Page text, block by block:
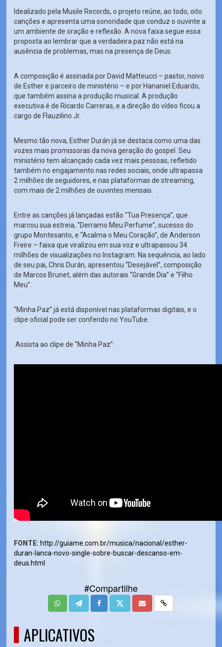
Idealizado pela Musile Records, o projeto reúne, ao todo, oito
canções e apresenta uma sonoridade que conduz o ouvinte a
um ambiente de oração e reflexão. A nova faixa segue essa
proposta ao lembrar que a verdadeira paz não está na
ausência de problemas, mas na presença de Deus.
A composição é assinada por David Matteucci – pastor, noivo
de Esther e parceiro de ministério – e por Hananiel Eduardo,
que também assina a produção musical. A produção
executiva é de Ricardo Carreras, e a direção do vídeo ficou a
cargo de Flauzilino Jr.
Mesmo tão nova, Esther Durán já se destaca como uma das
vozes mais promissoras da nova geração do gospel. Seu
ministério tem alcançado cada vez mais pessoas, refletido
também no engajamento nas redes sociais, onde ultrapassa
2 milhões de seguidores, e nas plataformas de streaming,
com mais de 2 milhões de ouvintes mensais.
Entre as canções já lançadas estão “Tua Presença”, que
marcou sua estreia, “Derramo Meu Perfume”, sucesso do
grupo Montesanto, e “Acalma o Meu Coração”, de Anderson
Freire – faixa que viralizou em sua voz e ultrapassou 34
milhões de visualizações no Instagram. Na sequência, ao lado
de seu pai, Chris Durán, apresentou “Desejável”, composição
de Marcos Brunet, além das autorais “Grande Dia” e “Filho
Meu”.
“Minha Paz” já está disponível nas plataformas digitais, e o
clipe oficial pode ser conferido no YouTube.
Assista ao clipe de “Minha Paz”:
FONTE: http://guiame.com.br/musica/nacional/esther-
duran-lanca-novo-single-sobre-buscar-descanso-em-
deus.html
#Compartilhe
APLICATIVOS